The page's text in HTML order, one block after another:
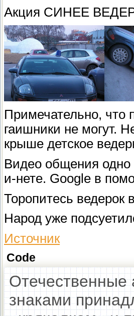
Акция СИНЕЕ
Примечательно, что
гаишники не могут.
крыше детское
Видео общения одно
и-нете. Google в
Торопитесь ведерок
Народ уже
Источник
Code
Отечественные
знаками